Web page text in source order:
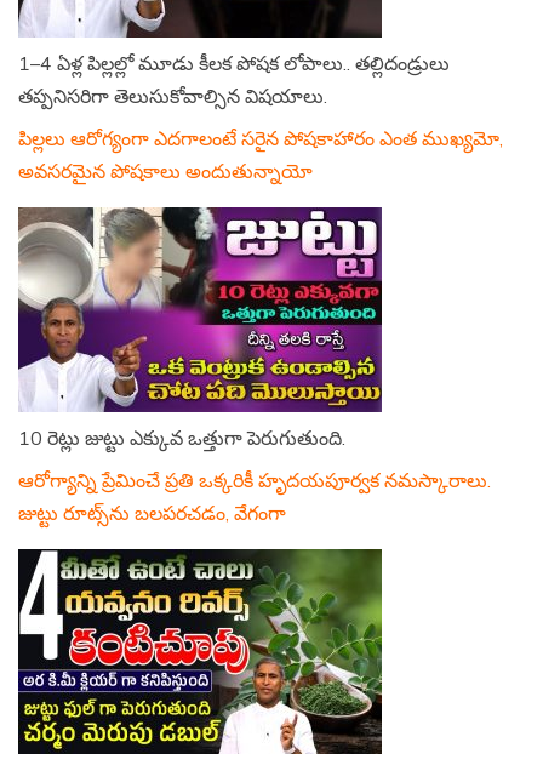
1–4 ఏళ్ల పిల్లల్లో మూడు కీలక పోషక లోపాలు.. తల్లిదండ్రులు
తప్పనిసరిగా తెలుసుకోవాల్సిన విషయాలు.
పిల్లలు ఆరోగ్యంగా ఎదగాలంటే సరైన పోషకాహారం ఎంత ముఖ్యమో,
అవసరమైన పోషకాలు అందుతున్నాయో
10 రెట్లు జుట్టు ఎక్కువ ఒత్తుగా పెరుగుతుంది.
ఆరోగ్యాన్ని ప్రేమించే ప్రతి ఒక్కరికీ హృదయపూర్వక నమస్కారాలు.
జుట్టు రూట్స్‌ను బలపరచడం, వేగంగా